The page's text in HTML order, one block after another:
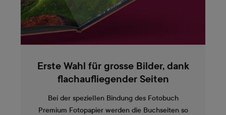
Erste Wahl für grosse Bilder, dank
flachaufliegender Seiten
Bei der speziellen Bindung des Fotobuch
Premium Fotopapier werden die Buchseiten so